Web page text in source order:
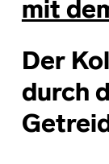
mit
Der
durch